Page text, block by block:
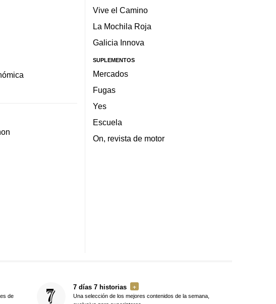
Vive el Camino
La Mochila Roja
Galicia Innova
SUPLEMENTOS
Mercados
Fugas
Yes
Escuela
On, revista de motor
de
7 días 7 historias
Una selección de los mejores contenidos de la semana,